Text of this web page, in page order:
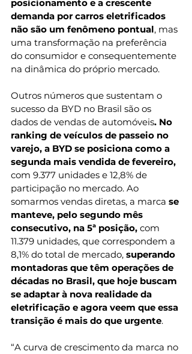
posicionamento e a crescente
demanda por carros eletrificados
não são um fenômeno pontual, mas
uma transformação na preferência
do consumidor e consequentemente
na dinâmica do próprio mercado.
Outros números que sustentam o
sucesso da BYD no Brasil são os
dados de vendas de automóveis. No
ranking de veículos de passeio no
varejo, a BYD se posiciona como a
segunda mais vendida de fevereiro,
com 9.377 unidades e 12,8% de
participação no mercado. Ao
somarmos vendas diretas, a marca se
manteve, pelo segundo mês
consecutivo, na 5ª posição, com
11.379 unidades, que correspondem a
8,1% do total de mercado, superando
montadoras que têm operações de
décadas no Brasil, que hoje buscam
se adaptar à nova realidade da
eletrificação e agora veem que essa
transição é mais do que urgente.
“A curva de crescimento da marca no